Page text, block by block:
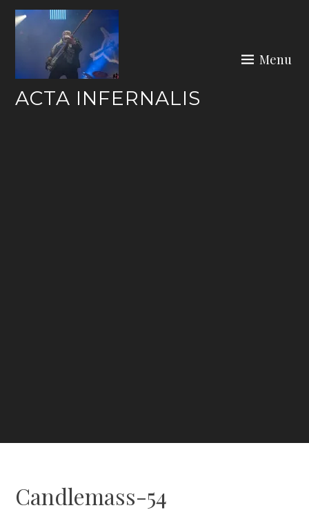
Skip
ACTA INFERNALIS
Menu
Candlemass-54